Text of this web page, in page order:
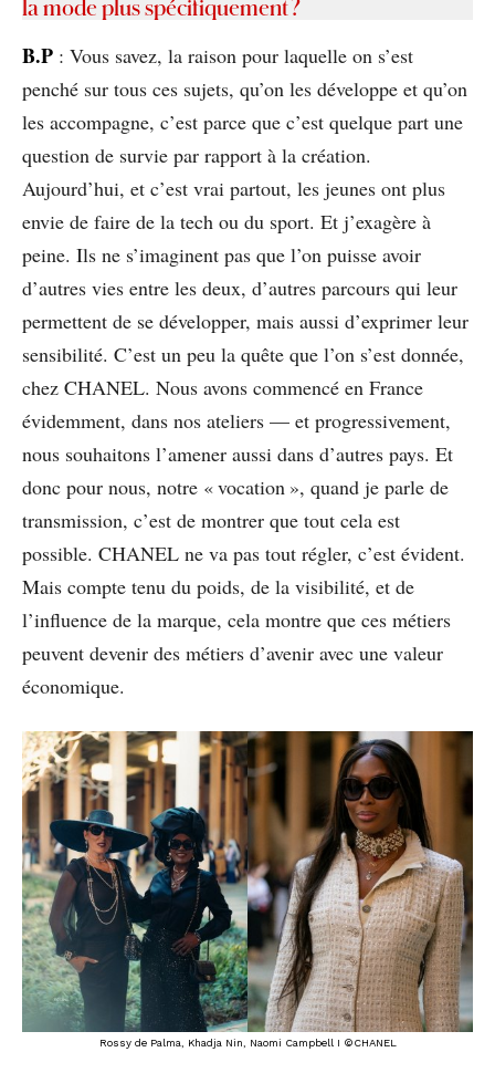
la mode plus spécifiquement ?
B.P : Vous savez, la raison pour laquelle on s’est
penché sur tous ces sujets, qu’on les développe et qu’on
les accompagne, c’est parce que c’est quelque part une
question de survie par rapport à la création.
Aujourd’hui, et c’est vrai partout, les jeunes ont plus
envie de faire de la tech ou du sport. Et j’exagère à
peine. Ils ne s’imaginent pas que l’on puisse avoir
d’autres vies entre les deux, d’autres parcours qui leur
permettent de se développer, mais aussi d’exprimer leur
sensibilité. C’est un peu la quête que l’on s’est donnée,
chez CHANEL. Nous avons commencé en France
évidemment, dans nos ateliers — et progressivement,
nous souhaitons l’amener aussi dans d’autres pays. Et
donc pour nous, notre « vocation », quand je parle de
transmission, c’est de montrer que tout cela est
possible. CHANEL ne va pas tout régler, c’est évident.
Mais compte tenu du poids, de la visibilité, et de
l’influence de la marque, cela montre que ces métiers
peuvent devenir des métiers d’avenir avec une valeur
économique.
Rossy de Palma, Khadja Nin, Naomi Campbell I ©CHANEL